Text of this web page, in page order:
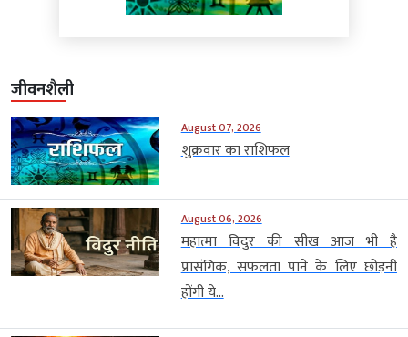
जीवनशैली
August 07, 2026
शुक्रवार का राशिफल
August 06, 2026
महात्मा विदुर की सीख आज भी है
प्रासंगिक, सफलता पाने के लिए छोड़नी
होंगी ये...